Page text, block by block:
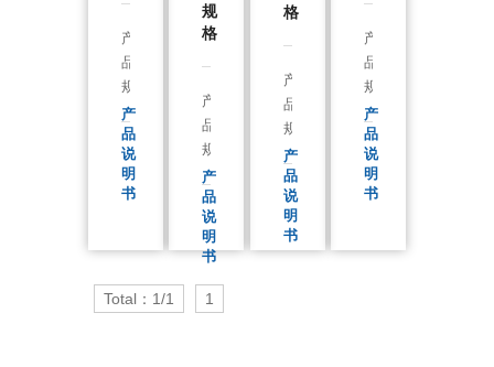
产
品
规
格
：
每
瓶
片
6
产
品
说
明
书
规
格
产
品
规
格
：
每
盒
0
袋
产
品
说
明
书
格
产
品
规
格
：
每
瓶
3
产
品
说
明
书
产
品
规
格
：
每
瓶
片
产
品
说
明
书
Total：1/1 1